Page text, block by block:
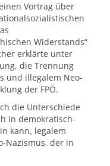
Vortrag über
Widerstands“
erklärte unter
die Trennung
und illegalem Neo-
der FPÖ.
die Unterschiede
in demokratisch-
kann, legalem
Nazismus, der in